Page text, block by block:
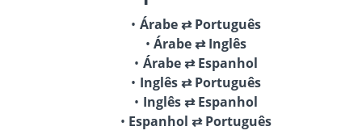
Árabe ⇄ Português
Árabe ⇄ Inglês
Árabe ⇄ Espanhol
Inglês ⇄ Português
Inglês ⇄ Espanhol
Espanhol ⇄ Português